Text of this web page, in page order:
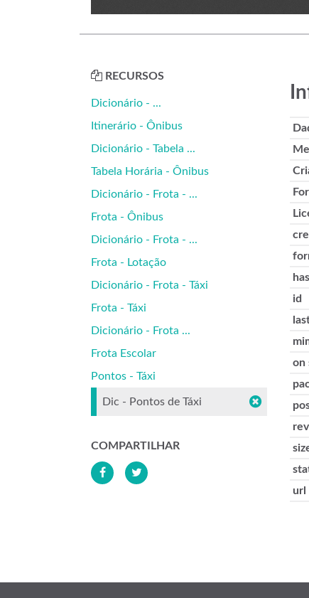
id
on
url
RECURSOS
Dicionário - ...
Itinerário - Ônibus
Dicionário - Tabela ...
Tabela Horária - Ônibus
Dicionário - Frota - ...
Frota - Ônibus
Dicionário - Frota - ...
Frota - Lotação
Dicionário - Frota - Táxi
Frota - Táxi
Dicionário - Frota ...
Frota Escolar
Pontos - Táxi
Dic - Pontos de Táxi
COMPARTILHAR